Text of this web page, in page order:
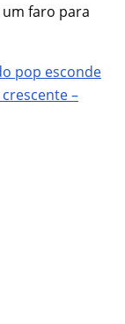
faro para
pop esconde
–